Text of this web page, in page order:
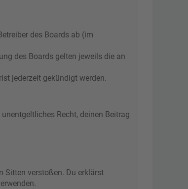
des Boards ab (im
des Boards gelten jeweils die an
jederzeit gekündigt werden.
Recht, deinen Beitrag
Sitten verstoßen. Du erklärst